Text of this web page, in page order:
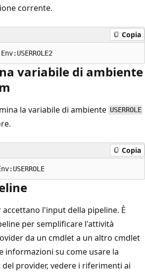
corrente.
Copia
variabile di ambiente
la variabile di ambiente USERROLE
Copia
l'input della pipeline. È
per semplificare l'attività
da un cmdlet a un altro cmdlet
informazioni su come usare la
provider, vedere i riferimenti ai